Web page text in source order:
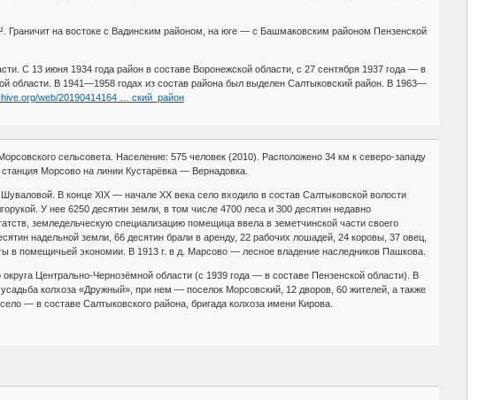
Граничит на востоке с Вадинским районом, на юге — с Башмаковским районом Пензенской
С 13 июня 1934 года район в составе Воронежской области, с 27 сентября 1937 года — в
области. В 1941—1958 годах из состав района был выделен Салтыковский район. В 1963—
web/20190414164 … ский_район
сельсовета. Население: 575 человек (2010). Расположено 34 км к северо-западу
Морсово на линии Кустарёвка — Вернадовка.
В конце XIX — начале XX века село входило в состав Салтыковской волости
У нее 6250 десятин земли, в том числе 4700 леса и 300 десятин недавно
земледельческую специализацию помещица ввела в земетчинской части своего
надельной земли, 66 десятин брали в аренду, 22 рабочих лошадей, 24 коровы, 37 овец,
в помещичьей экономии. В 1913 г. в д. Марсово — лесное владение наследников Пашкова.
Центрально-Чернозёмной области (с 1939 года — в составе Пензенской области). В
колхоза «Дружный», при нем — поселок Морсовский, 12 дворов, 60 жителей, а также
— в составе Салтыковского района, бригада колхоза имени Кирова.